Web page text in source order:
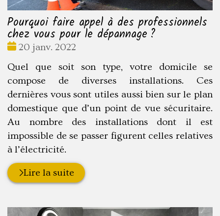
Pourquoi faire appel à des professionnels
chez vous pour le dépannage ?
Date
20 janv. 2022
Quel que soit son type, votre domicile se
compose de diverses installations. Ces
dernières vous sont utiles aussi bien sur le plan
domestique que d’un point de vue sécuritaire.
Au nombre des installations dont il est
impossible de se passer figurent celles relatives
à l’électricité.
Lire la suite